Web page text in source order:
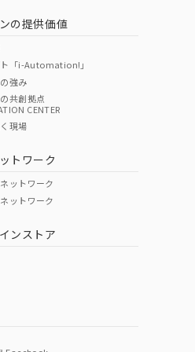
O
の提供価値
「i-Automation!」
強み
共創拠点
CENTER
現場
トワーク
ットワーク
ットワーク
ンストア